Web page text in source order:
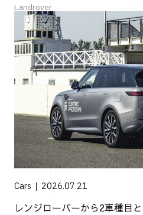
Landrover
Cars 2026.07.21
レンジローバーから2車種目